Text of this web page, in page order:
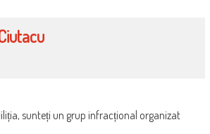
sunteți un grup infracțional organizat